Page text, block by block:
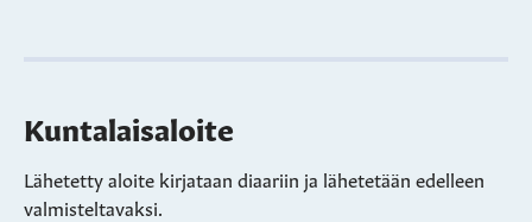
Kuntalaisaloite
Lähetetty aloite kirjataan diaariin ja lähetetään edelleen
valmisteltavaksi.